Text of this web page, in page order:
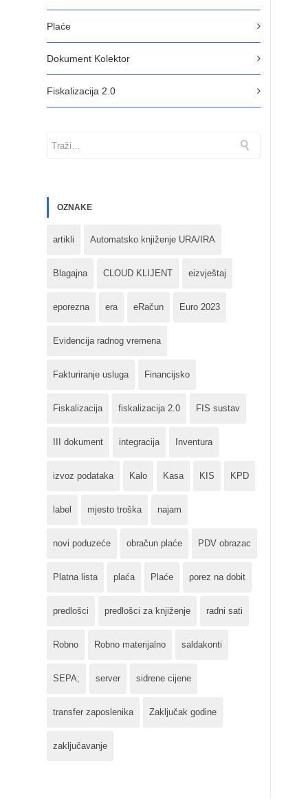
Plaće
Dokument Kolektor
Fiskalizacija 2.0
OZNAKE
artikli Automatsko knjiženje URA/IRA
Blagajna CLOUD KLIJENT eizvještaj
eporezna era eRačun Euro 2023
Evidencija radnog vremena
Fakturiranje usluga Financijsko
Fiskalizacija fiskalizacija 2.0 FIS sustav
III dokument integracija Inventura
izvoz podataka Kalo Kasa KIS KPD
label mjesto troška najam
novi poduzeće obračun plaće PDV obrazac
Platna lista plaća Plaće porez na dobit
predlošci predlošci za knjiženje radni sati
Robno Robno materijalno saldakonti
SEPA; server sidrene cijene
transfer zaposlenika Zaključak godine
zaključavanje